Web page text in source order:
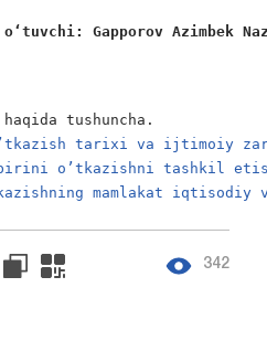
Gapporov Azimbek
tushuncha.
tarixi va ijtimoiy
o’tkazishni tashkil
mamlakat
342